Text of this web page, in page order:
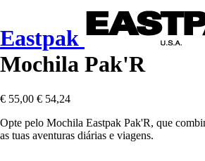
Eastpak
Mochila Pak'R
€ 55,00 € 54,24
Opte pelo Mochila Eastpak Pak'R, que
as tuas aventuras diárias e viagens.